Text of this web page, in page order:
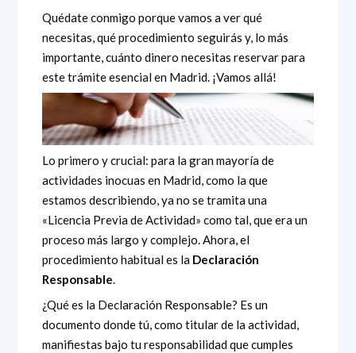
Quédate conmigo porque vamos a ver qué
necesitas, qué procedimiento seguirás y, lo más
importante, cuánto dinero necesitas reservar para
este trámite esencial en Madrid. ¡Vamos allá!
Lo primero y crucial: para la gran mayoría de
actividades inocuas en Madrid, como la que
estamos describiendo, ya no se tramita una
«Licencia Previa de Actividad» como tal, que era un
proceso más largo y complejo. Ahora, el
procedimiento habitual es la Declaración
Responsable.
¿Qué es la Declaración Responsable? Es un
documento donde tú, como titular de la actividad,
manifiestas bajo tu responsabilidad que cumples